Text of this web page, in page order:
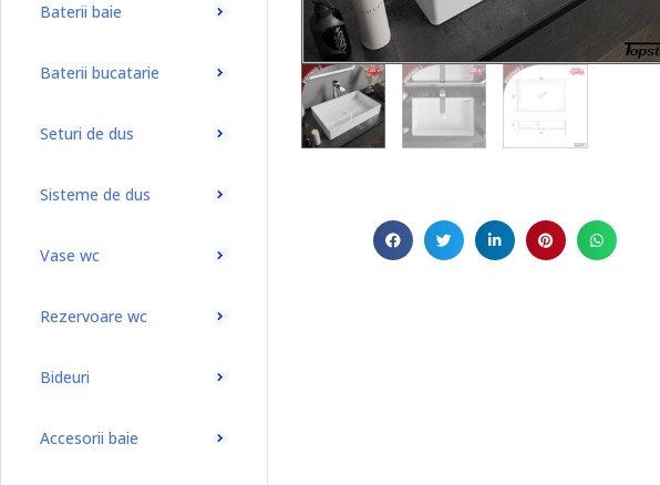
Baterii baie
Baterii bucatarie
Seturi de dus
Sisteme de dus
Vase wc
Rezervoare wc
Bideuri
Accesorii baie